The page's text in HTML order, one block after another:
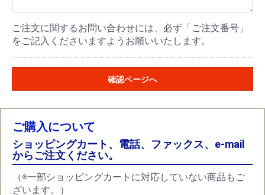
ご注文に関するお問い合わせには、必ず「ご注文番号」
をご記入くださいますようお願いいたします。
確認ページへ
ご購入について
ショッピングカート、電話、ファックス、e-mail
からご注文ください。
（※一部ショッピングカートに対応していない商品もご
ざいます。）